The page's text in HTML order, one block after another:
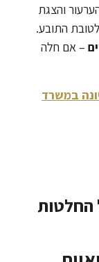
והצגת
התובע.
– אם חלה
במשרד
החלטות